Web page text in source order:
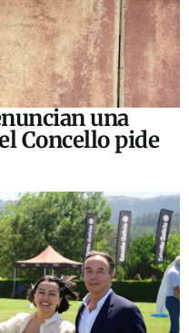
una
Concello pide